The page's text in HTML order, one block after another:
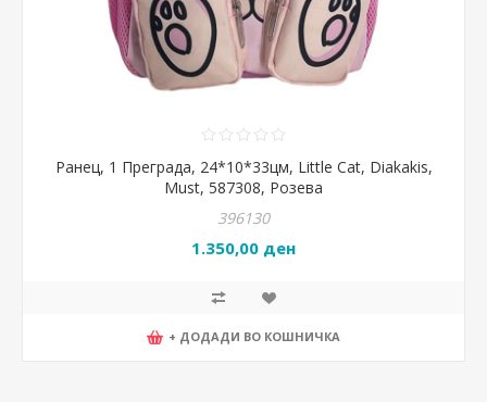
Ранец, 1 Преграда, 24*10*33цм, Little Cat, Diakakis,
Must, 587308, Розева
396130
1.350,00 ден
+ ДОДАДИ ВО КОШНИЧКА